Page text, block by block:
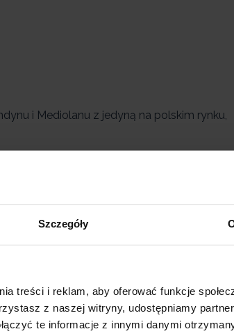
Szczegóły
treści i reklam, aby oferować funkcje
z naszej witryny, udostępniamy
te informacje z innymi danymi
i Mediolanu z jedyną na polskim rynku,
jazdy. Imponujące osiągi prędkości
do dalszego celu. Poczuj wiatr we
oponomdającym idealne tarcie w czasie
i zabezpieczają warunki jazdy.Hamulec